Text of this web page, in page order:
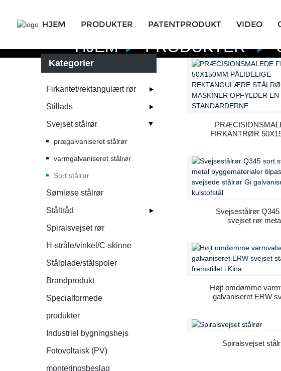
HJEM PRODUKTER PATENTPRODUKT VIDEO
HJEM PRODUKTER
Kategorier
Firkantet/rektangulært rør
Stillads
Svejset stålrør
prægalvaniseret stålrør
varmgalvaniseret stålrør
Sort stålrør
Sømløse stålrør
Ståltråd
Spiralsvejset rør
H-stråle/vinkel/C-skinne
Stålplade/stålspoler
Brandprodukt
Specialformede
produkter
Industriel bygningshejs
Fotovoltaisk (PV)
monteringsbeslag
FIRKANTRØR
TIL MASKINER
EN 10219-
Svejsestålrør
svejset rør
galvaniseret ERW
Højt omdømme
galvaniseret ERW
Spiralsvejset